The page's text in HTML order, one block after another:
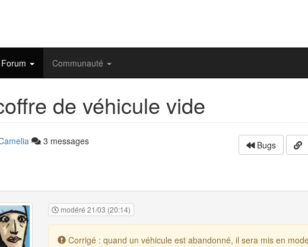
Forum Communauté
de véhicule vide
3 messages Bugs
modéré 21/03 (20:14)
Corrigé : quand un véhicule est abandonné, il sera mis en